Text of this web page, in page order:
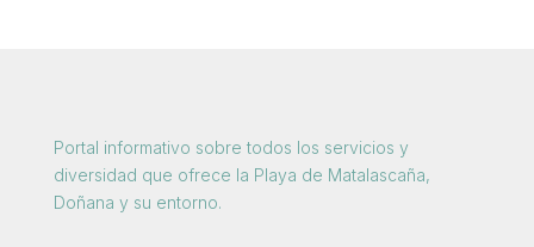
Portal informativo sobre todos los servicios y
diversidad que ofrece la Playa de Matalascaña,
Doñana y su entorno.